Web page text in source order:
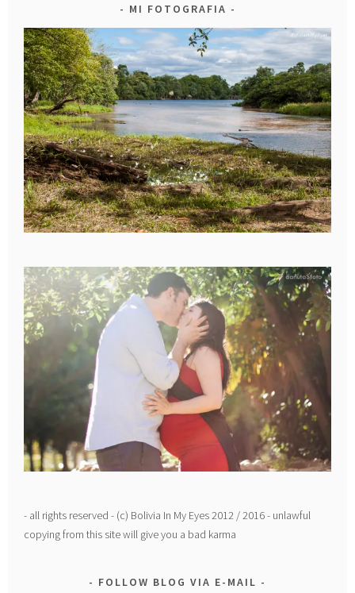
MI FOTOGRAFIA
- all rights reserved - (c) Bolivia In My Eyes 2012 / 2016 - unlawful
copying from this site will give you a bad karma
FOLLOW BLOG VIA E-MAIL